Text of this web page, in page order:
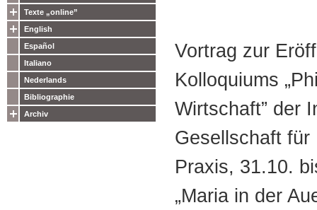
Texte „online”
English
Español
Italiano
Nederlands
Bibliographie
Archiv
Vortrag zur
Kolloquiums
Wirtschaft” der
Gesellschaft für
Praxis, 31.10.
„Maria in der